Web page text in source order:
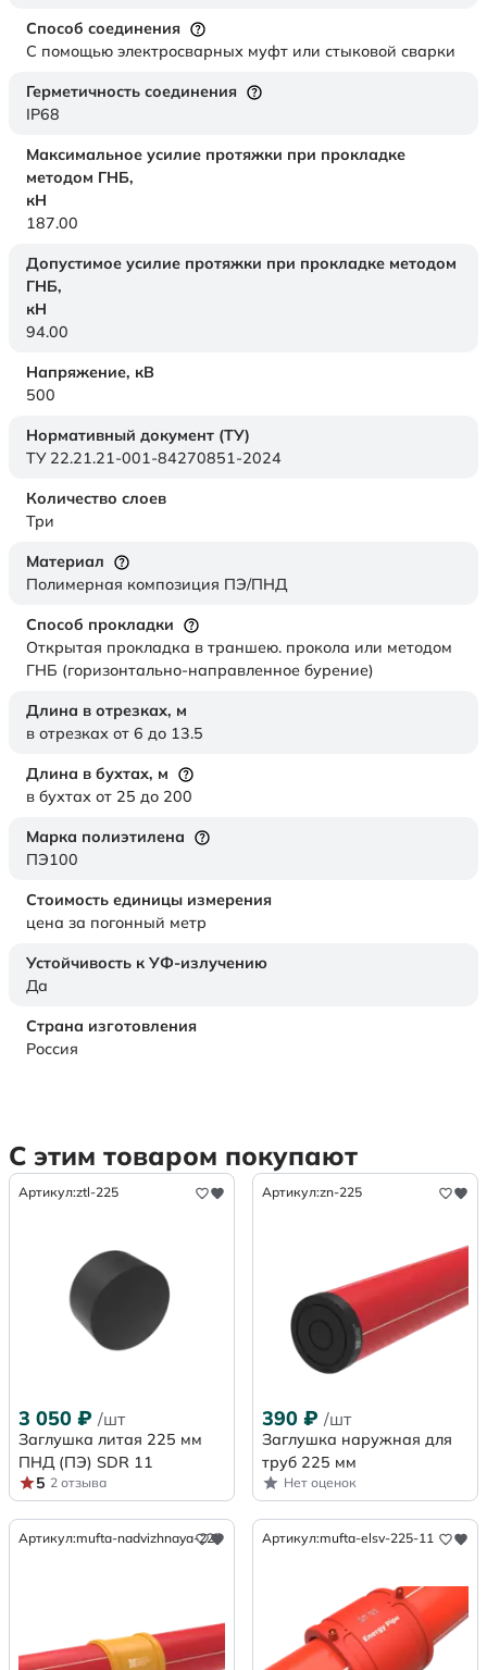
Способ соединения
С помощью электросварных муфт или стыковой сварки
Герметичность соединения
IP68
Максимальное усилие протяжки при прокладке
методом ГНБ,
кН
187.00
Допустимое усилие протяжки при прокладке методом
ГНБ,
кН
94.00
Напряжение, кВ
500
Нормативный документ (ТУ)
ТУ 22.21.21-001-84270851-2024
Количество слоев
Три
Материал
Полимерная композиция ПЭ/ПНД
Способ прокладки
Открытая прокладка в траншею. прокола или методом
ГНБ (горизонтально-направленное бурение)
Длина в отрезках, м
в отрезках от 6 до 13.5
Длина в бухтах, м
в бухтах от 25 до 200
Марка полиэтилена
ПЭ100
Стоимость единицы измерения
цена за погонный метр
Устойчивость к УФ-излучению
Да
Страна изготовления
Россия
С этим товаром покупают
Артикул:ztl-225
3 050 ₽ /шт
Заглушка литая 225 мм
ПНД (ПЭ) SDR 11
5 2 отзыва
Артикул:zn-225
390 ₽ /шт
Заглушка наружная для
труб 225 мм
Нет оценок
Артикул:mufta-nadvizhnaya-225 Артикул:mufta-elsv-225-11